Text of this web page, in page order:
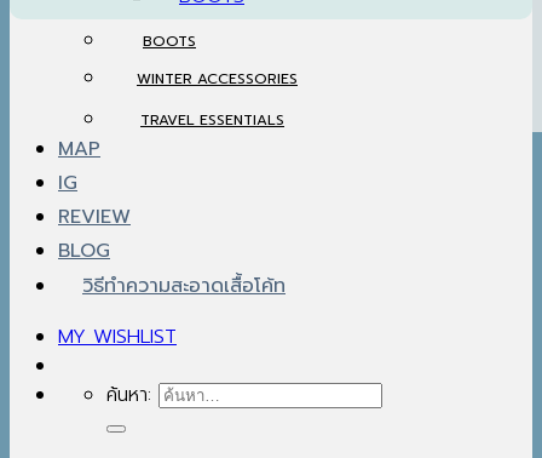
BOOTS
WINTER ACCESSORIES
TRAVEL ESSENTIALS
MAP
IG
REVIEW
BLOG
วิธีทำความสะอาดเสื้อโค้ท
MY WISHLIST
ค้นหา: